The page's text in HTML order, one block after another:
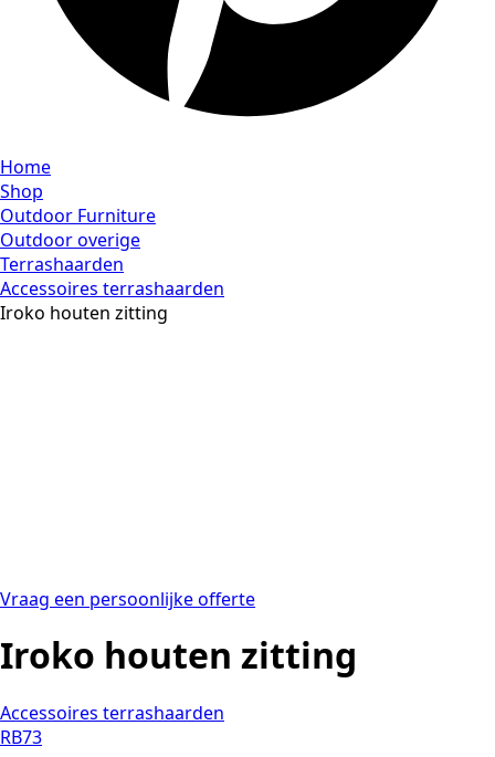
Home
Shop
Outdoor Furniture
Outdoor overige
Terrashaarden
Accessoires terrashaarden
Iroko houten zitting
Vraag een persoonlijke offerte
Iroko houten zitting
Accessoires terrashaarden
RB73